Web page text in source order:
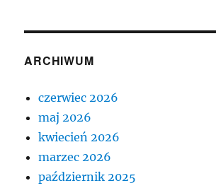
ARCHIWUM
czerwiec 2026
maj 2026
kwiecień 2026
marzec 2026
październik 2025